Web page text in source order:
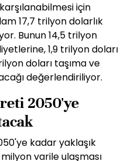
için
17,7 trilyon dolarlık
Bunun 14,5 trilyon
1,9 trilyon doları
doları taşıma ve
değerlendiriliyor.
2050'ye
kadar yaklaşık
varile ulaşması